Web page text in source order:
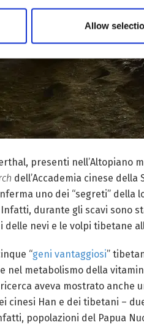
Allow
presenti nell’Altopiano
dell’Accademia cinese
uno dei “segreti”
durante gli scavi sono
delle nevi e le volpi tibetane
“geni vantaggiosi”
nel metabolismo della
aveva mostrato
cinesi Han e dei tibetani –
popolazioni del Papua